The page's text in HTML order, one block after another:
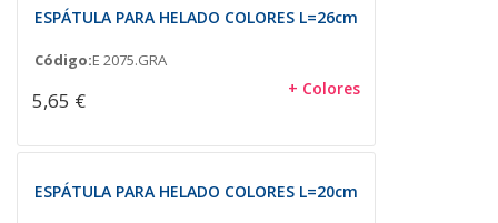
ESPÁTULA PARA HELADO COLORES L=26cm
Código:E 2075.GRA
5,65 € + Colores
ESPÁTULA PARA HELADO COLORES L=20cm